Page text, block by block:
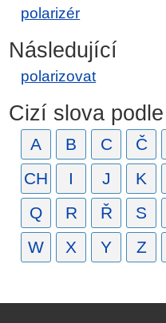
polarizér
Následující
polarizovat
Cizí slova
A B C Č
CH
I J K
Q
R Ř S
W
X Y Z